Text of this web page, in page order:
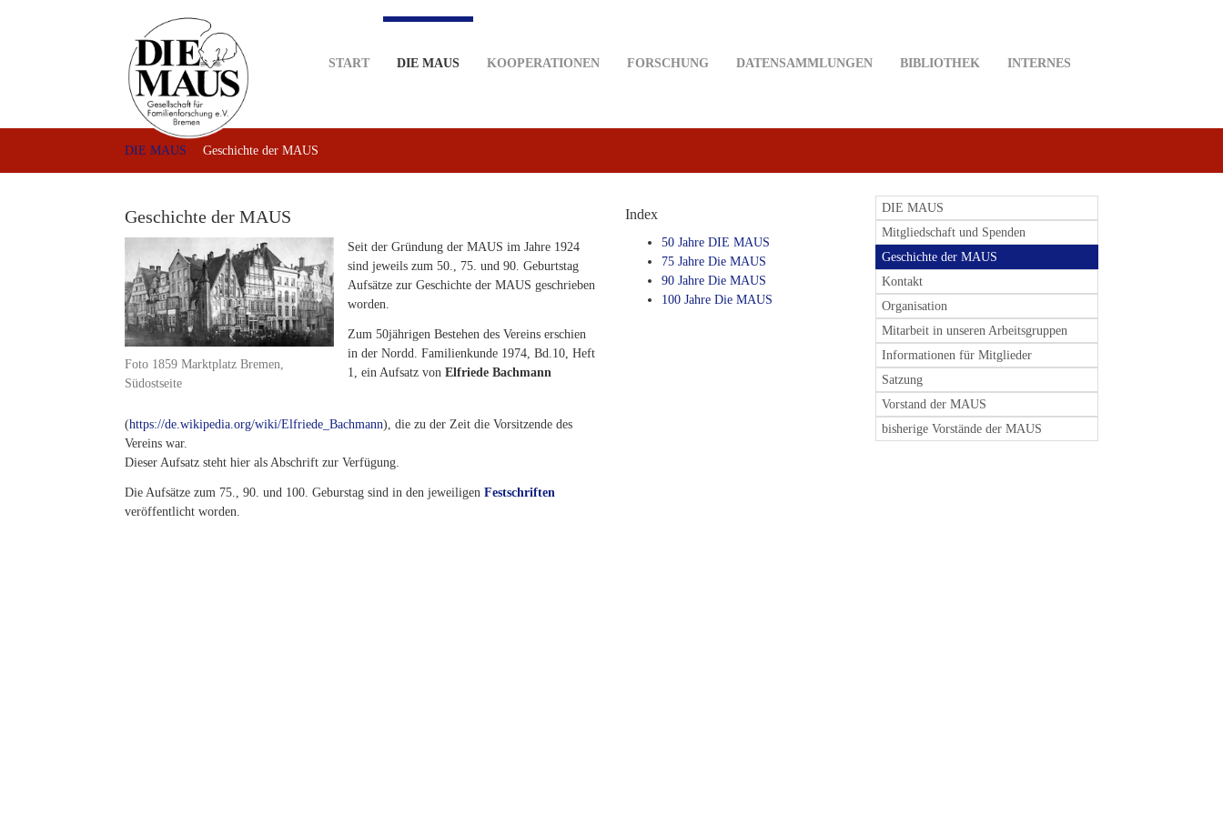
START DIE MAUS KOOPERATIONEN FORSCHUNG DATENSAMMLUNGEN BIBLIOTHEK INTERNES
DIE MAUS Geschichte der MAUS
Geschichte der MAUS
Foto 1859 Marktplatz Bremen,
Südostseite
Seit der Gründung der MAUS im Jahre 1924
sind jeweils zum 50., 75. und 90. Geburtstag
Aufsätze zur Geschichte der MAUS geschrieben
worden.
Zum 50jährigen Bestehen des Vereins erschien
in der Nordd. Familienkunde 1974, Bd.10, Heft
1, ein Aufsatz von Elfriede Bachmann
(https://de.wikipedia.org/wiki/Elfriede_Bachmann), die zu der Zeit die Vorsitzende des
Vereins war.
Dieser Aufsatz steht hier als Abschrift zur Verfügung.
Die Aufsätze zum 75., 90. und 100. Geburstag sind in den jeweiligen Festschriften
veröffentlicht worden.
Index
50 Jahre DIE MAUS
75 Jahre Die MAUS
90 Jahre Die MAUS
100 Jahre Die MAUS
DIE MAUS
Mitgliedschaft und Spenden
Geschichte der MAUS
Kontakt
Organisation
Mitarbeit in unseren Arbeitsgruppen
Informationen für Mitglieder
Satzung
Vorstand der MAUS
bisherige Vorstände der MAUS